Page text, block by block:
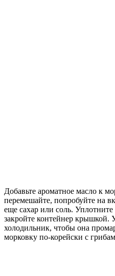
Добавьте ароматное масло к
перемешайте, попробуйте на
еще сахар или соль.
закройте контейнер крышкой.
холодильник, чтобы она
морковку по-корейски с